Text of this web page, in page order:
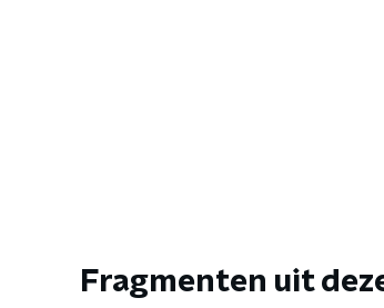
Fragmenten uit